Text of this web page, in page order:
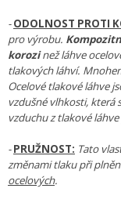
-ODOLNOST PROTI
pro výrobu.
korozinež láhve
tlakových láhví.
Ocelové tlakové láhve
vzdušné vlhkosti, která
vzduchu z tlakové
-PRUŽNOST: Tato
změnami tlaku při
ocelových.